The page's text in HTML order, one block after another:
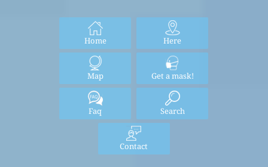
Home Here
Map Get a mask!
Faq Search
Contact